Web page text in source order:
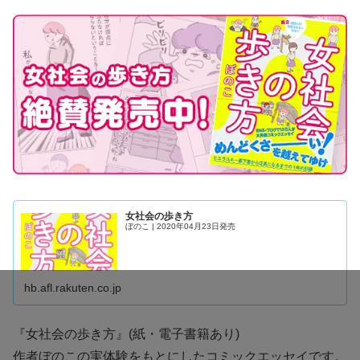
女社会の歩き方
ぼのこ | 2020年04月23日発売
hb.afl.rakuten.co.jp
『女社会の歩き方 』(紙・電子書籍あり)
作者ぼのこの実体験をもとにしたコミックエッセイです。